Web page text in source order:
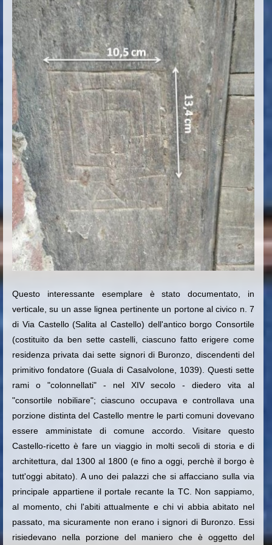
Questo interessante esemplare è stato documentato, in
verticale, su un asse lignea pertinente un portone al civico n. 7
di Via Castello (Salita al Castello) dell'antico borgo Consortile
(costituito da ben sette castelli, ciascuno fatto erigere come
residenza privata dai sette signori di Buronzo, discendenti del
primitivo fondatore (Guala di Casalvolone, 1039). Questi sette
rami o "colonnellati" - nel XIV secolo - diedero vita al
"consortile nobiliare"; ciascuno occupava e controllava una
porzione distinta del Castello mentre le parti comuni dovevano
essere amministate di comune accordo. Visitare questo
Castello-ricetto è fare un viaggio in molti secoli di storia e di
architettura, dal 1300 al 1800 (e fino a oggi, perchè il borgo è
tutt'oggi abitato). A uno dei palazzi che si affacciano sulla via
principale appartiene il portale recante la TC. Non sappiamo,
al momento, chi l'abiti attualmente e chi vi abbia abitato nel
passato, ma sicuramente non erano i signori di Buronzo. Essi
risiedevano nella porzione del maniero che è oggetto del